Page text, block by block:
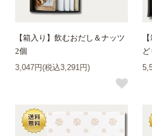
【箱入り】飲むおだし＆ナッツ
2個
3,047円(税込3,291円)